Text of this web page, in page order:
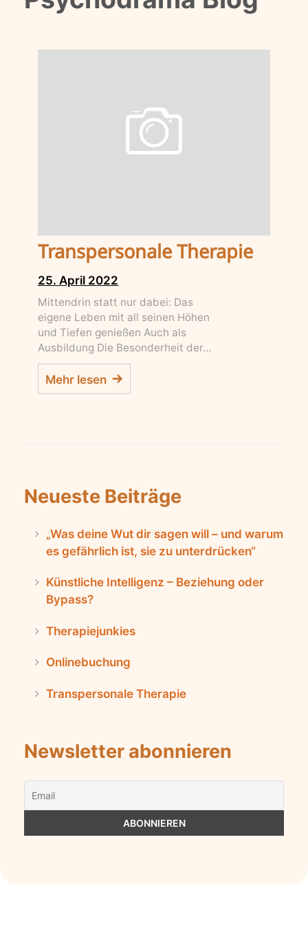
Transpersonale Therapie
25. April 2022
Mittendrin statt nur dabei: Das
eigene Leben mit all seinen Höhen
und Tiefen genießen Auch als
Ausbildung Die Besonderheit der…
Mehr lesen
Neueste Beiträge
„Was deine Wut dir sagen will – und warum
es gefährlich ist, sie zu unterdrücken“
Künstliche Intelligenz – Beziehung oder
Bypass?
Therapiejunkies
Onlinebuchung
Transpersonale Therapie
Newsletter abonnieren